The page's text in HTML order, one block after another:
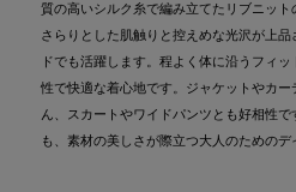
質の高いシルク糸で編み立てたリブニット
さらりとした肌触りと控えめな光沢が上
ドでも活躍します。程よく体に沿うフィ
性で快適な着心地です。ジャケットやカ
ん、スカートやワイドパンツとも好相性
も、素材の美しさが際立つ大人のためのデ